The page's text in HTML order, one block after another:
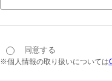
同意する
※個人情報の取り扱いについては